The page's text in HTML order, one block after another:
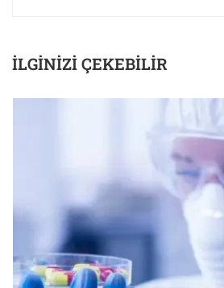
İLGINIZI ÇEKEBILIR